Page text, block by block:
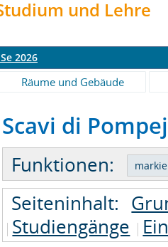
und Lehre
2026
Räume und Gebäude
Scavi di
Funktionen:
Seiteninhalt:
Studiengänge